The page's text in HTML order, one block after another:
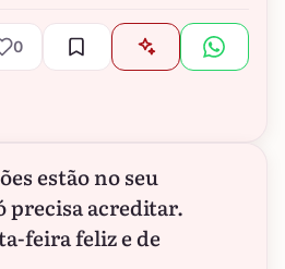
0
estão no seu
precisa acreditar.
feira feliz e de